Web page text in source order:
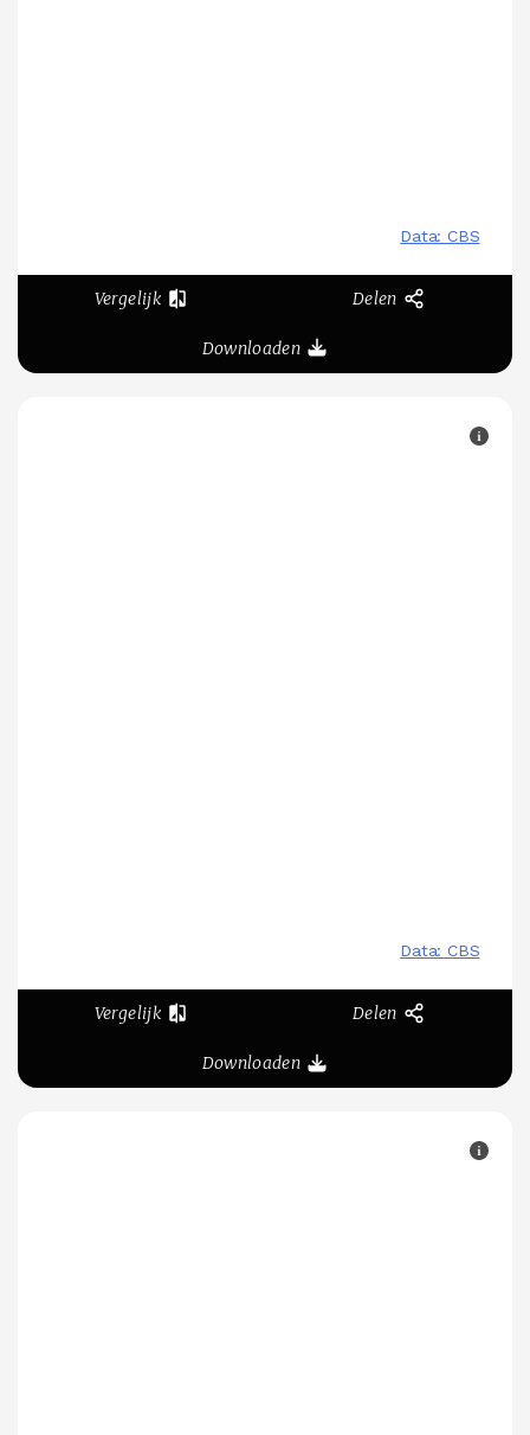
Vergelijk Delen
Downloaden
Vergelijk Delen
Downloaden